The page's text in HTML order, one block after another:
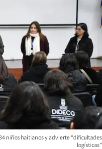
niños haitianos y advierte “dificultades
logísticas”